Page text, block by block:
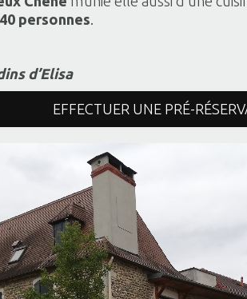
personnes.
d’Elisa
EFFECTUER UNE PRÉ-